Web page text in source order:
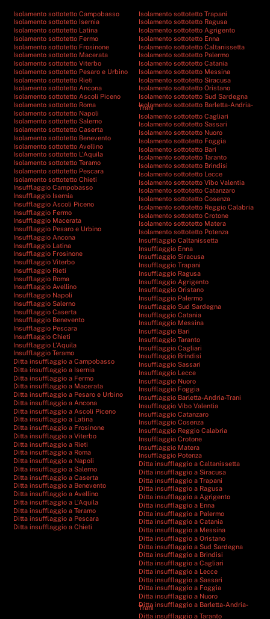
Isolamento sottotetto Campobasso
Isolamento sottotetto Isernia
Isolamento sottotetto Latina
Isolamento sottotetto Fermo
Isolamento sottotetto Frosinone
Isolamento sottotetto Macerata
Isolamento sottotetto Viterbo
Isolamento sottotetto Pesaro e Urbino
Isolamento sottotetto Rieti
Isolamento sottotetto Ancona
Isolamento sottotetto Ascoli Piceno
Isolamento sottotetto Roma
Isolamento sottotetto Napoli
Isolamento sottotetto Salerno
Isolamento sottotetto Caserta
Isolamento sottotetto Benevento
Isolamento sottotetto Avellino
Isolamento sottotetto L’Aquila
Isolamento sottotetto Teramo
Isolamento sottotetto Pescara
Isolamento sottotetto Chieti
Insufflaggio Campobasso
Insufflaggio Isernia
Insufflaggio Ascoli Piceno
Insufflaggio Fermo
Insufflaggio Macerata
Insufflaggio Pesaro e Urbino
Insufflaggio Ancona
Insufflaggio Latina
Insufflaggio Frosinone
Insufflaggio Viterbo
Insufflaggio Rieti
Insufflaggio Roma
Insufflaggio Avellino
Insufflaggio Napoli
Insufflaggio Salerno
Insufflaggio Caserta
Insufflaggio Benevento
Insufflaggio Pescara
Insufflaggio Chieti
Insufflaggio L’Aquila
Insufflaggio Teramo
Ditta insufflaggio a Campobasso
Ditta insufflaggio a Isernia
Ditta insufflaggio a Fermo
Ditta insufflaggio a Macerata
Ditta insufflaggio a Pesaro e Urbino
Ditta insufflaggio a Ancona
Ditta insufflaggio a Ascoli Piceno
Ditta insufflaggio a Latina
Ditta insufflaggio a Frosinone
Ditta insufflaggio a Viterbo
Ditta insufflaggio a Rieti
Ditta insufflaggio a Roma
Ditta insufflaggio a Napoli
Ditta insufflaggio a Salerno
Ditta insufflaggio a Caserta
Ditta insufflaggio a Benevento
Ditta insufflaggio a Avellino
Ditta insufflaggio a L’Aquila
Ditta insufflaggio a Teramo
Ditta insufflaggio a Pescara
Ditta insufflaggio a Chieti
Isolamento sottotetto Trapani
Isolamento sottotetto Ragusa
Isolamento sottotetto Agrigento
Isolamento sottotetto Enna
Isolamento sottotetto Caltanissetta
Isolamento sottotetto Palermo
Isolamento sottotetto Catania
Isolamento sottotetto Messina
Isolamento sottotetto Siracusa
Isolamento sottotetto Oristano
Isolamento sottotetto Sud Sardegna
Isolamento sottotetto Barletta-Andria-
Trani
Isolamento sottotetto Cagliari
Isolamento sottotetto Sassari
Isolamento sottotetto Nuoro
Isolamento sottotetto Foggia
Isolamento sottotetto Bari
Isolamento sottotetto Taranto
Isolamento sottotetto Brindisi
Isolamento sottotetto Lecce
Isolamento sottotetto Vibo Valentia
Isolamento sottotetto Catanzaro
Isolamento sottotetto Cosenza
Isolamento sottotetto Reggio Calabria
Isolamento sottotetto Crotone
Isolamento sottotetto Matera
Isolamento sottotetto Potenza
Insufflaggio Caltanissetta
Insufflaggio Enna
Insufflaggio Siracusa
Insufflaggio Trapani
Insufflaggio Ragusa
Insufflaggio Agrigento
Insufflaggio Oristano
Insufflaggio Palermo
Insufflaggio Sud Sardegna
Insufflaggio Catania
Insufflaggio Messina
Insufflaggio Bari
Insufflaggio Taranto
Insufflaggio Cagliari
Insufflaggio Brindisi
Insufflaggio Sassari
Insufflaggio Lecce
Insufflaggio Nuoro
Insufflaggio Foggia
Insufflaggio Barletta-Andria-Trani
Insufflaggio Vibo Valentia
Insufflaggio Catanzaro
Insufflaggio Cosenza
Insufflaggio Reggio Calabria
Insufflaggio Crotone
Insufflaggio Matera
Insufflaggio Potenza
Ditta insufflaggio a Caltanissetta
Ditta insufflaggio a Siracusa
Ditta insufflaggio a Trapani
Ditta insufflaggio a Ragusa
Ditta insufflaggio a Agrigento
Ditta insufflaggio a Enna
Ditta insufflaggio a Palermo
Ditta insufflaggio a Catania
Ditta insufflaggio a Messina
Ditta insufflaggio a Oristano
Ditta insufflaggio a Sud Sardegna
Ditta insufflaggio a Brindisi
Ditta insufflaggio a Cagliari
Ditta insufflaggio a Lecce
Ditta insufflaggio a Sassari
Ditta insufflaggio a Foggia
Ditta insufflaggio a Nuoro
Ditta insufflaggio a Barletta-Andria-
Trani
Ditta insufflaggio a Taranto